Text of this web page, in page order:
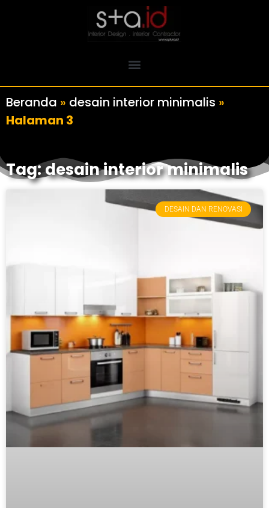
Beranda » desain interior minimalis »
Halaman 3
Tag: desain interior minimalis
DESAIN DAN RENOVASI